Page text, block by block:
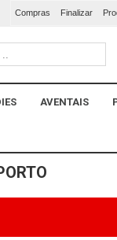
Compras Finalizar
AVENTAIS